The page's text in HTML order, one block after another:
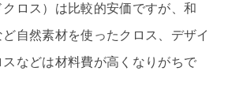
ロス）は比較的安価ですが、和
自然素材を使ったクロス、デザイ
などは材料費が高くなりがちで